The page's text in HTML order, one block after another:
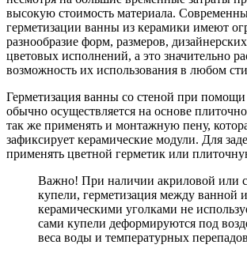
высокую стоимость материала.
герметизации ванны из керамики имеют
разнообразие форм, размеров,
цветовых исполнений, а это значительно
возможность их использования в любом
Герметизация ванны со стеной при помощи
обычно осуществляется на основе
так же применять и монтажную пену,
зафиксирует керамические модули. Для
применять цветной герметик или
Важно! При наличии акриловой или
купели, герметизация между ванной
керамическими уголками не
сами купели деформируются под
веса воды и температурных